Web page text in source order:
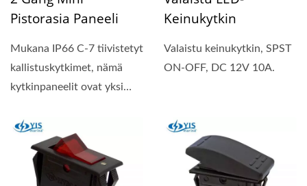
Pistorasia Paneeli
Mukana IP66 C-7 tiivistetyt
kallistuskytkimet, nämä
kytkinpaneelit ovat yksi
Keinukytkin
Valaistu keinukytkin, SPST
ON-OFF, DC 12V 10A.